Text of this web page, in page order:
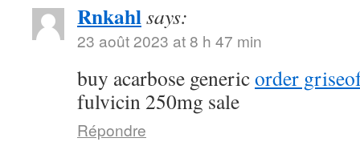
Rnkahlsays:
23 août 2023 at 8 h 47 min
buy acarbose genericorder
fulvicin 250mg sale
Répondre